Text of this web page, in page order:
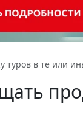
туров в те или